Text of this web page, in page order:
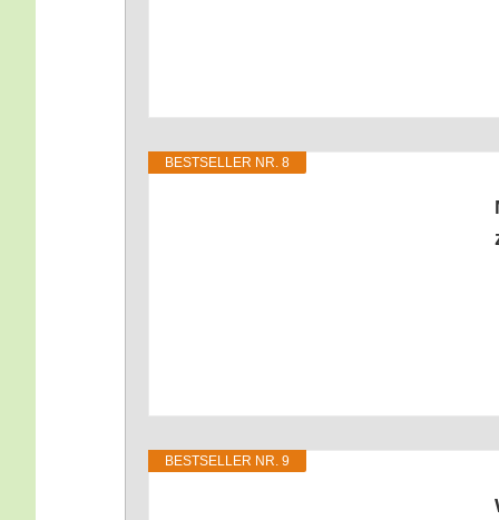
BEST­SEL­LER NR. 8
BEST­SEL­LER NR. 9